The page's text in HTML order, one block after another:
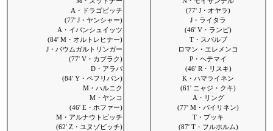
A・ドラゴビッチ
(77' J・ヤンシャー)
A・イバンシュイッツ
(84' M・オルトレヒナー)
J・バウムガルトリンガー
(77' V・カブラク)
D・アラバ
(84' Y・ペフリバン)
M・ハルニク
M・ヤンコ
(46' E・ホファー)
M・アルナウトビッチ
(62' Z・ユヌゾビッチ)
(77' J・オヤラ)
J・ライタラ
(46' V・ランピ)
T・スパルブ
ロマン・エレメンコ
P・ヘテマイ
(46' R・リスキ)
K・ハマライネン
(61' ニャジ・クキ)
A・リング
(77' M・バイリネン)
T・プッキ
(87' T・フルホルム)